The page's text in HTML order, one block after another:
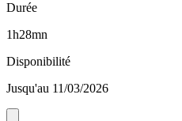
Durée
1h28mn
Disponibilité
Jusqu'au 11/03/2026